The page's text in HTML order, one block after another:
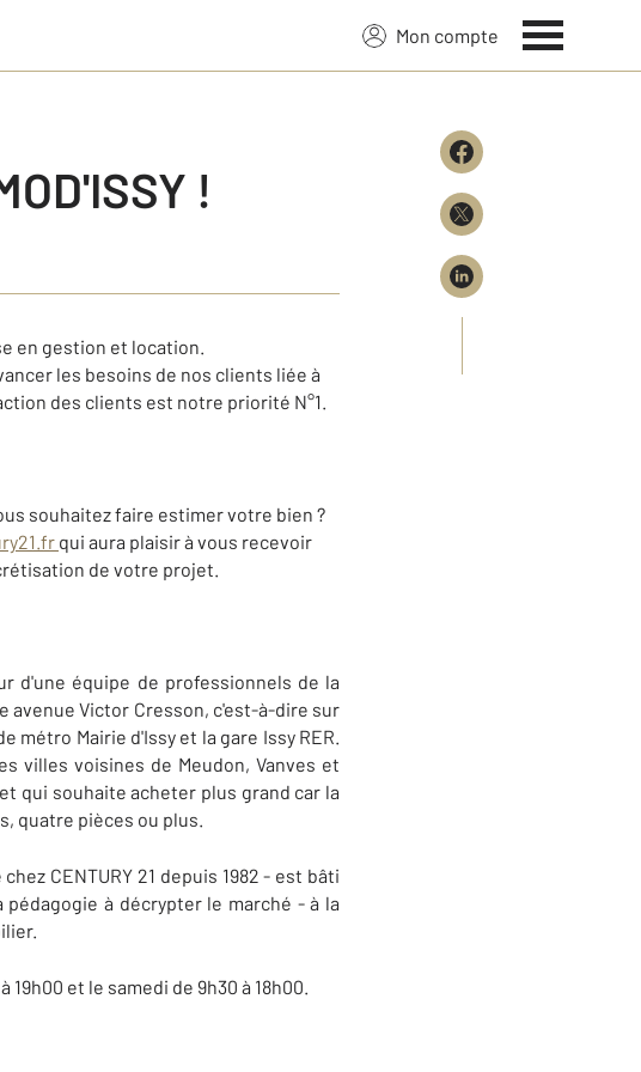
Mon compte
!
en gestion et location.
les besoins de nos clients liée à
des clients est notre priorité N°1.
souhaitez faire estimer votre bien ?
qui aura plaisir à vous recevoir
de votre projet.
d'une équipe de professionnels de la
avenue Victor Cresson, c'est-à-dire sur
métro Mairie d'Issy et la gare Issy RER.
villes voisines de Meudon, Vanves et
qui souhaite acheter plus grand car la
quatre pièces ou plus.
CENTURY 21 depuis 1982 - est bâti
à décrypter le marché - à la
19h00 et le samedi de 9h30 à 18h00.